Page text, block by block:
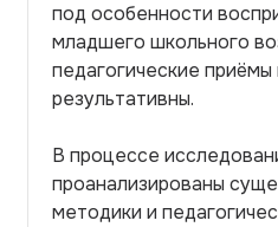
под особенности
младшего школьного
педагогические
результативны.
В процессе
проанализированы
методики и